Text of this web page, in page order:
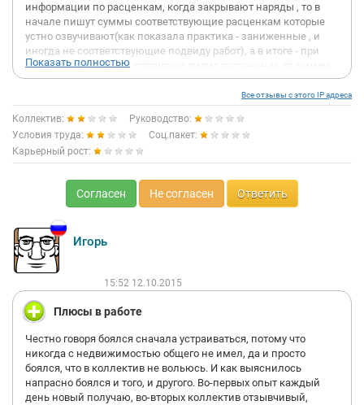
информации по расценкам, когда закрывают наряды , то в
начале пишут суммы соответствующие расценкам которые
устно озвучивают(как показала практика - заниженные , и
иногда не соответствующие подвиду работ), а в итоге - при
получении зарплаты сотрудник видит отклонение от суммы
по закрытым нарядам в минус.
Рыба гниет с головы . Голова в данном заведении от гл
инженера по всей видимости - по словам тех же нач.
участков. Сотрудники , которые проводят свой рабочий день в
их так называемом 'отделе кадров' - не обращают внимания
на такие повороты.
безопасности , в частности - игнорирование их прорабом
Пшеничной Е . Объективно говоря данный сотрудник не
непонятно каким образом таких берут на строительство и для
чего? Монтаж домов так же оставляет желать лучшего...
Ляпают на скорую руку ...
Ко всему этому хочу добавить своё большое "но" - если бы
вышеперечисленных сотрудников заменить, включая гл
инженера , то было бы приятно дальше там работать.
А так, ещё чуть чуть - приедут гости из прокуратуры, трудовой.
В целом на объектах процветает пьянство)))
А там где пьянство - там сами знаете что...
Кстати осенью были несчастные случаи, в т ч с летальным
исходом., в чем виню руководство.
Показать полностью
Все отзывы с этого IP адреса
Коллектив:
Руководство:
Условия труда:
Соц.пакет:
Карьерный рост:
Согласен Не согласен Ответить
Игорь
15:52 12.10.2015
Плюсы в работе
Честно говоря боялся сначала устраиваться, потому что
никогда с недвижимостью общего не имел, да и просто
боялся, что в коллектив не вольюсь. И как выяснилось
напрасно боялся и того, и другого. Во-первых опыт каждый
день новый получаю, во-вторых коллектив отзывчивый,